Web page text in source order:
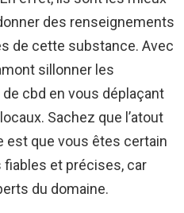
des renseignements
de cette substance. Avec
sillonner les
cbd en vous déplaçant
Sachez que l’atout
est que vous êtes certain
fiables et précises, car
du domaine.